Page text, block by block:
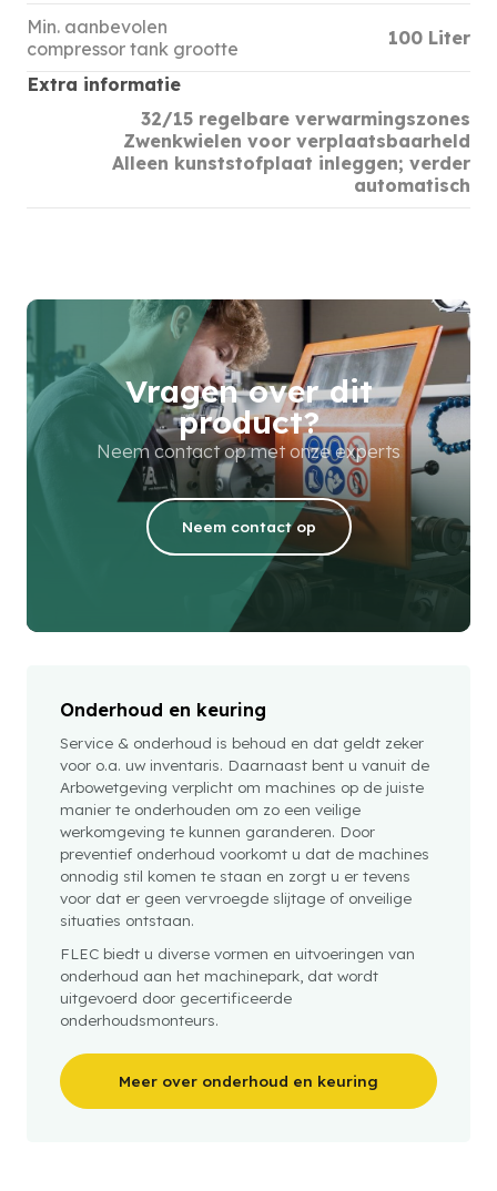
Min. aanbevolen
compressor tank grootte
100 Liter
Extra informatie
32/15 regelbare verwarmingszones
Zwenkwielen voor verplaatsbaarheld
Alleen kunststofplaat inleggen; verder
automatisch
Vragen over dit
product?
Neem contact op met onze experts
Neem contact op
Onderhoud en keuring
Service & onderhoud is behoud en dat geldt zeker
voor o.a. uw inventaris. Daarnaast bent u vanuit de
Arbowetgeving verplicht om machines op de juiste
manier te onderhouden om zo een veilige
werkomgeving te kunnen garanderen. Door
preventief onderhoud voorkomt u dat de machines
onnodig stil komen te staan en zorgt u er tevens
voor dat er geen vervroegde slijtage of onveilige
situaties ontstaan.
FLEC biedt u diverse vormen en uitvoeringen van
onderhoud aan het machinepark, dat wordt
uitgevoerd door gecertificeerde
onderhoudsmonteurs.
Meer over onderhoud en keuring